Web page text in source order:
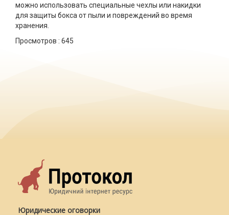
можно использовать специальные чехлы или накидки
для защиты бокса от пыли и повреждений во время
хранения.
Просмотров : 645
Юридические оговорки